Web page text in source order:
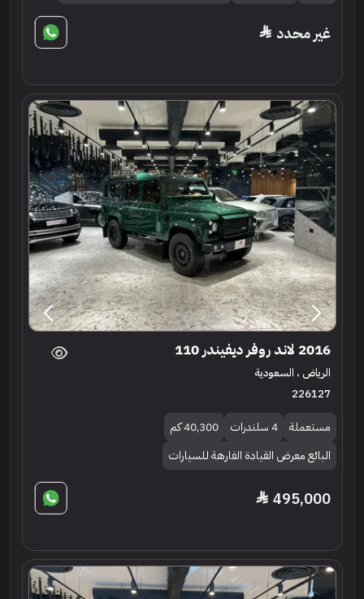
غير محدد
2016 لاند روفر ديفيندر 110
الرياض ، السعودية
226127
مستعملة 4 سلندرات
40,300 كم
البائع معرض القيادة الفارهة للسيارات
495,000